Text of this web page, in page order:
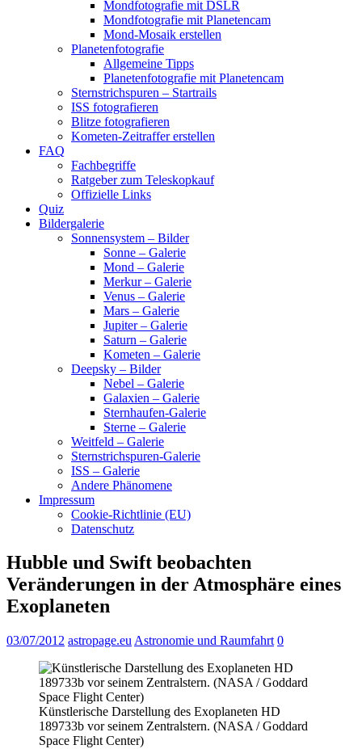
Mondfotografie mit DSLR
Mondfotografie mit Planetencam
Mond-Mosaik erstellen
Planetenfotografie
Allgemeine Tipps
Planetenfotografie mit Planetencam
Sternstrichspuren – Startrails
ISS fotografieren
Blitze fotografieren
Kometen-Zeitraffer erstellen
FAQ
Fachbegriffe
Ratgeber zum Teleskopkauf
Offizielle Links
Quiz
Bildergalerie
Sonnensystem – Bilder
Sonne – Galerie
Mond – Galerie
Merkur – Galerie
Venus – Galerie
Mars – Galerie
Jupiter – Galerie
Saturn – Galerie
Kometen – Galerie
Deepsky – Bilder
Nebel – Galerie
Galaxien – Galerie
Sternhaufen-Galerie
Sterne – Galerie
Weitfeld – Galerie
Sternstrichspuren-Galerie
ISS – Galerie
Andere Phänomene
Impressum
Cookie-Richtlinie (EU)
Datenschutz
Hubble und Swift beobachten
Veränderungen in der Atmosphäre eines
Exoplaneten
03/07/2012 astropage.eu Astronomie und Raumfahrt 0
Künstlerische Darstellung des Exoplaneten HD
189733b vor seinem Zentralstern. (NASA / Goddard
Space Flight Center)